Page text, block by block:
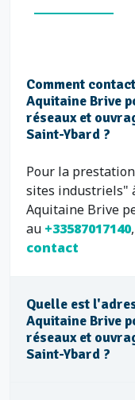
Comment
Aquitaine Brive
réseaux et
Saint-Ybard ?
Pour la
sites industriels"
Aquitaine Brive
au +33587017140
contact
Quelle est
Aquitaine Brive
réseaux et
Saint-Ybard ?